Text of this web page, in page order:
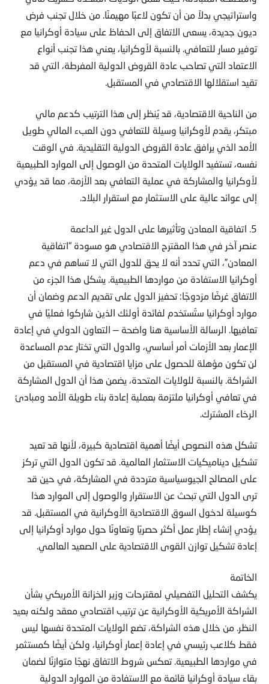
واستراتيجي بدلاً من أن تكون لاعبًا مهيمنًا. من خلال تجنب فرض
ديون جديدة، يسعى الاتفاق إلى الحفاظ على سيادة أوكرانيا مع
توفير مسار للتعافي. بالنسبة لأوكرانيا، يعني هذا تجنب أنواع
الاعتماد التي تصاحب عادة القروض الدولية المفرطة، التي قد
تقيد استقلالها الاقتصادي في المستقبل.
من الناحية الاقتصادية، قد يُنظر إلى هذا الترتيب كدعم مالي
مبتكر، يقدم لأوكرانيا وسيلة للتعافي دون العبء المالي طويل
الأمد الذي يرافق عادة القروض الدولية التقليدية. في الوقت
نفسه، تستفيد الولايات المتحدة من الوصول إلى الموارد الطبيعية
لأوكرانيا والمشاركة في عملية التعافي بعد الأزمة، مما قد يؤدي
إلى عوائد عالية على الاستثمار مع استقرار البلاد.
5. اتفاقية المعادن وتأثيرها على الدول غير الداعمة
عنصر آخر في هذا المقترح الاقتصادي هو مسودة “اتفاقية
المعادن”، التي تحدد أنه لا يحق للدول التي لا تساهم في دعم
أوكرانيا الاستفادة من مواردها الطبيعية. يشكل هذا الجزء من
الاتفاق غرضًا مزدوجًا: تحفيز الدول على تقديم الدعم وضمان أن
موارد أوكرانيا ستُستخدم لفائدة أولئك الذين شاركوا فعليًا في
تعافيها. الرسالة الأساسية هنا واضحة — التعاون الدولي في إعادة
الإعمار بعد الأزمات أمر أساسي، والدول التي تختار عدم المساعدة
لن تكون مؤهلة للحصول على مزايا اقتصادية في المستقبل من
الشراكة. بالنسبة للولايات المتحدة، يضمن هذا أن الدول المشاركة
في تعافي أوكرانيا ملتزمة بعملية إعادة بناء طويلة الأمد ومبادئ
الرخاء المشترك.
تشكل هذه النصوص أيضًا أهمية اقتصادية كبيرة، لأنها قد تعيد
تشكيل ديناميكيات الاستثمار العالمية. قد تكون الدول التي تركز
على المصالح الجيوسياسية مترددة في المشاركة، في حين قد
ترى الدول التي تبحث عن الاستقرار والوصول إلى الموارد هذا
كوسيلة لدخول السوق الاقتصادية الأوكرانية في المستقبل. قد
يؤدي إنشاء إطار عمل أكثر حصريًا وتعاونًا حول موارد أوكرانيا إلى
إعادة تشكيل توازن القوى الاقتصادية على الصعيد العالمي.
الخاتمة
يكشف التحليل التفصيلي لمقترحات وزير الخزانة الأمريكي بشأن
الشراكة الأمريكية الأوكرانية عن ترتيب اقتصادي معقد ولكنه بعيد
النظر. من خلال هذه الشراكة، تضع الولايات المتحدة نفسها ليس
فقط كلاعب رئيسي في إعادة إعمار أوكرانيا، ولكن أيضًا كمستثمر
في مواردها الطبيعية. تعكس شروط الاتفاق نهجًا متوازنًا لضمان
بقاء سيادة أوكرانيا قائمة مع الاستفادة من الموارد الدولية